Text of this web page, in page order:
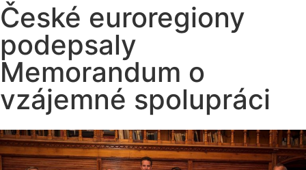
České euroregiony
podepsaly
Memorandum o
vzájemné spolupráci